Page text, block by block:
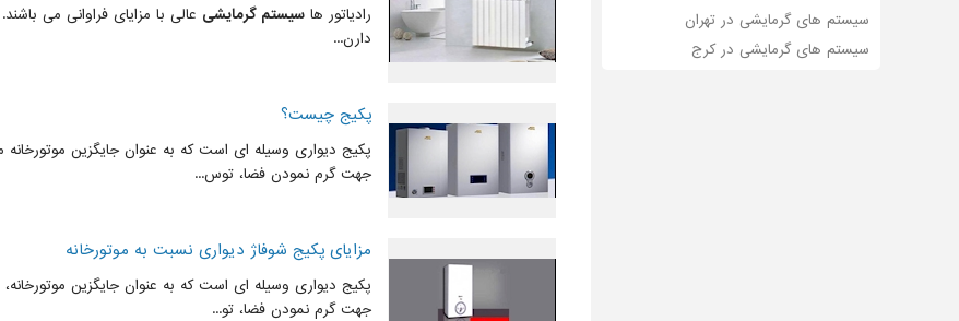
رادیاتور ها سیستم گرمایشی عالی با مزایای فراوانی می
دارن...
پکیج چیست؟
پکیج دیواری وسیله ای است که به عنوان جایگزین موتورخانه
جهت گرم نمودن فضا، توس...
مزایای پکیج شوفاژ دیواری نسبت به موتورخانه
پکیج دیواری وسیله ای است که به عنوان جایگزین
جهت گرم نمودن فضا، تو...
سیستم های گرمایشی در تهران
سیستم های گرمایشی در کرج